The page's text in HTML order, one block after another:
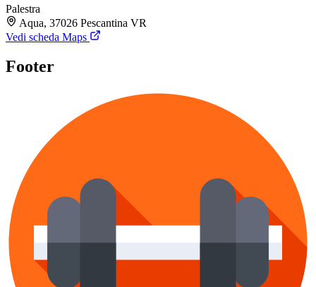
Palestra
Aqua, 37026 Pescantina VR
Vedi scheda Maps
Footer